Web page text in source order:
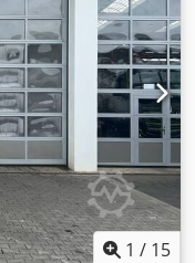
1 / 15